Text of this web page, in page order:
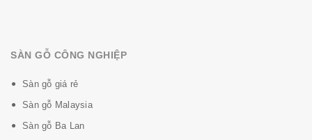
thư, dinh thự, resort, phòng khách, nhà hàng nhật...
Lắp đặtsàn gỗ căm xe
nước) trải xốp bạc 3mm, chừa sàn cách tường 12mm
khi đóng len tường căm xe trang trí và che khoản hơ
SÀN GỖ CÔNG NGHIỆP
Sàn gỗ giá rẻ
Sàn gỗ Malaysia
Sàn gỗ Ba Lan